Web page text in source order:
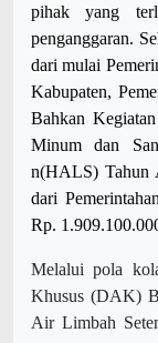
pihak yang
penganggaran.
dari mulai
Kabupaten,
Bahkan
Minum dan
n(HALS) Tahun
dari
Rp.
Melalui pola
Khusus (DAK)
Air Limbah